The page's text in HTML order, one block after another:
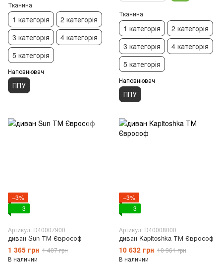
Тканина
1 категорія
2 категорія
3 категорія
4 категорія
5 категорія
Наповнювач
ППУ
Тканина
1 категорія
2 категорія
3 категорія
4 категорія
5 категорія
Наповнювач
ППУ
−3%
3
Артикул: D40007900
диван Sun ТМ Єврософ
1 365 грн 1 407 грн
В наличии
−3%
3
Артикул: D40008000
диван Kapitoshka ТМ Єврософ
10 632 грн 10 961 грн
В наличии